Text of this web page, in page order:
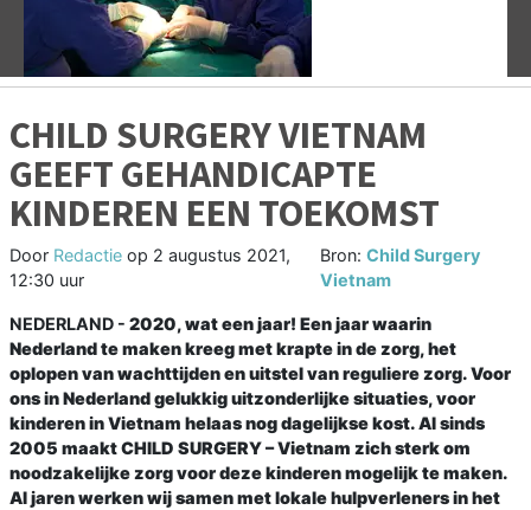
CHILD SURGERY VIETNAM
GEEFT GEHANDICAPTE
KINDEREN EEN TOEKOMST
Door Redactie op 2 augustus 2021,
12:30 uur
Bron: Child Surgery
Vietnam
NEDERLAND - 2020, wat een jaar! Een jaar waarin
Nederland te maken kreeg met krapte in de zorg, het
oplopen van wachttijden en uitstel van reguliere zorg. Voor
ons in Nederland gelukkig uitzonderlijke situaties, voor
kinderen in Vietnam helaas nog dagelijkse kost. Al sinds
2005 maakt CHILD SURGERY – Vietnam zich sterk om
noodzakelijke zorg voor deze kinderen mogelijk te maken.
Al jaren werken wij samen met lokale hulpverleners in het